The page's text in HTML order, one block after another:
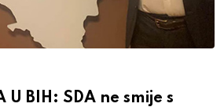
U BIH: SDA ne smije s